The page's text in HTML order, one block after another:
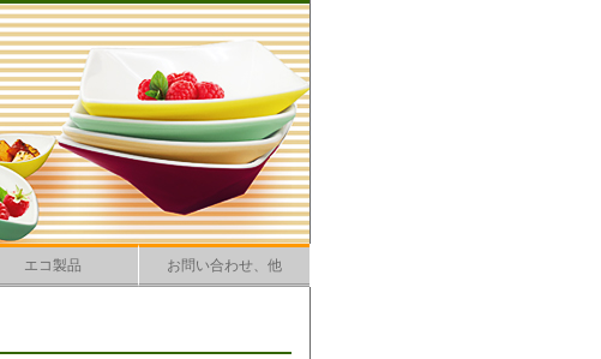
エコ製品
お問い合わせ、他